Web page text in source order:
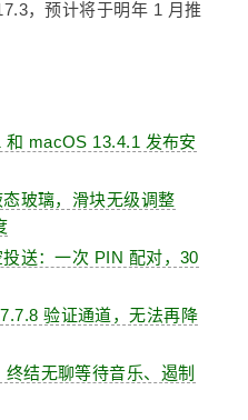
，预计将于明年 1 月推
macOS 13.4.1 发布安
玻璃，滑块无级调整
送：一次 PIN 配对，30
验证通道，无法再降
结无聊等待音乐、遏制